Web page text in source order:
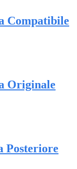
Compatibile
Originale
Posteriore